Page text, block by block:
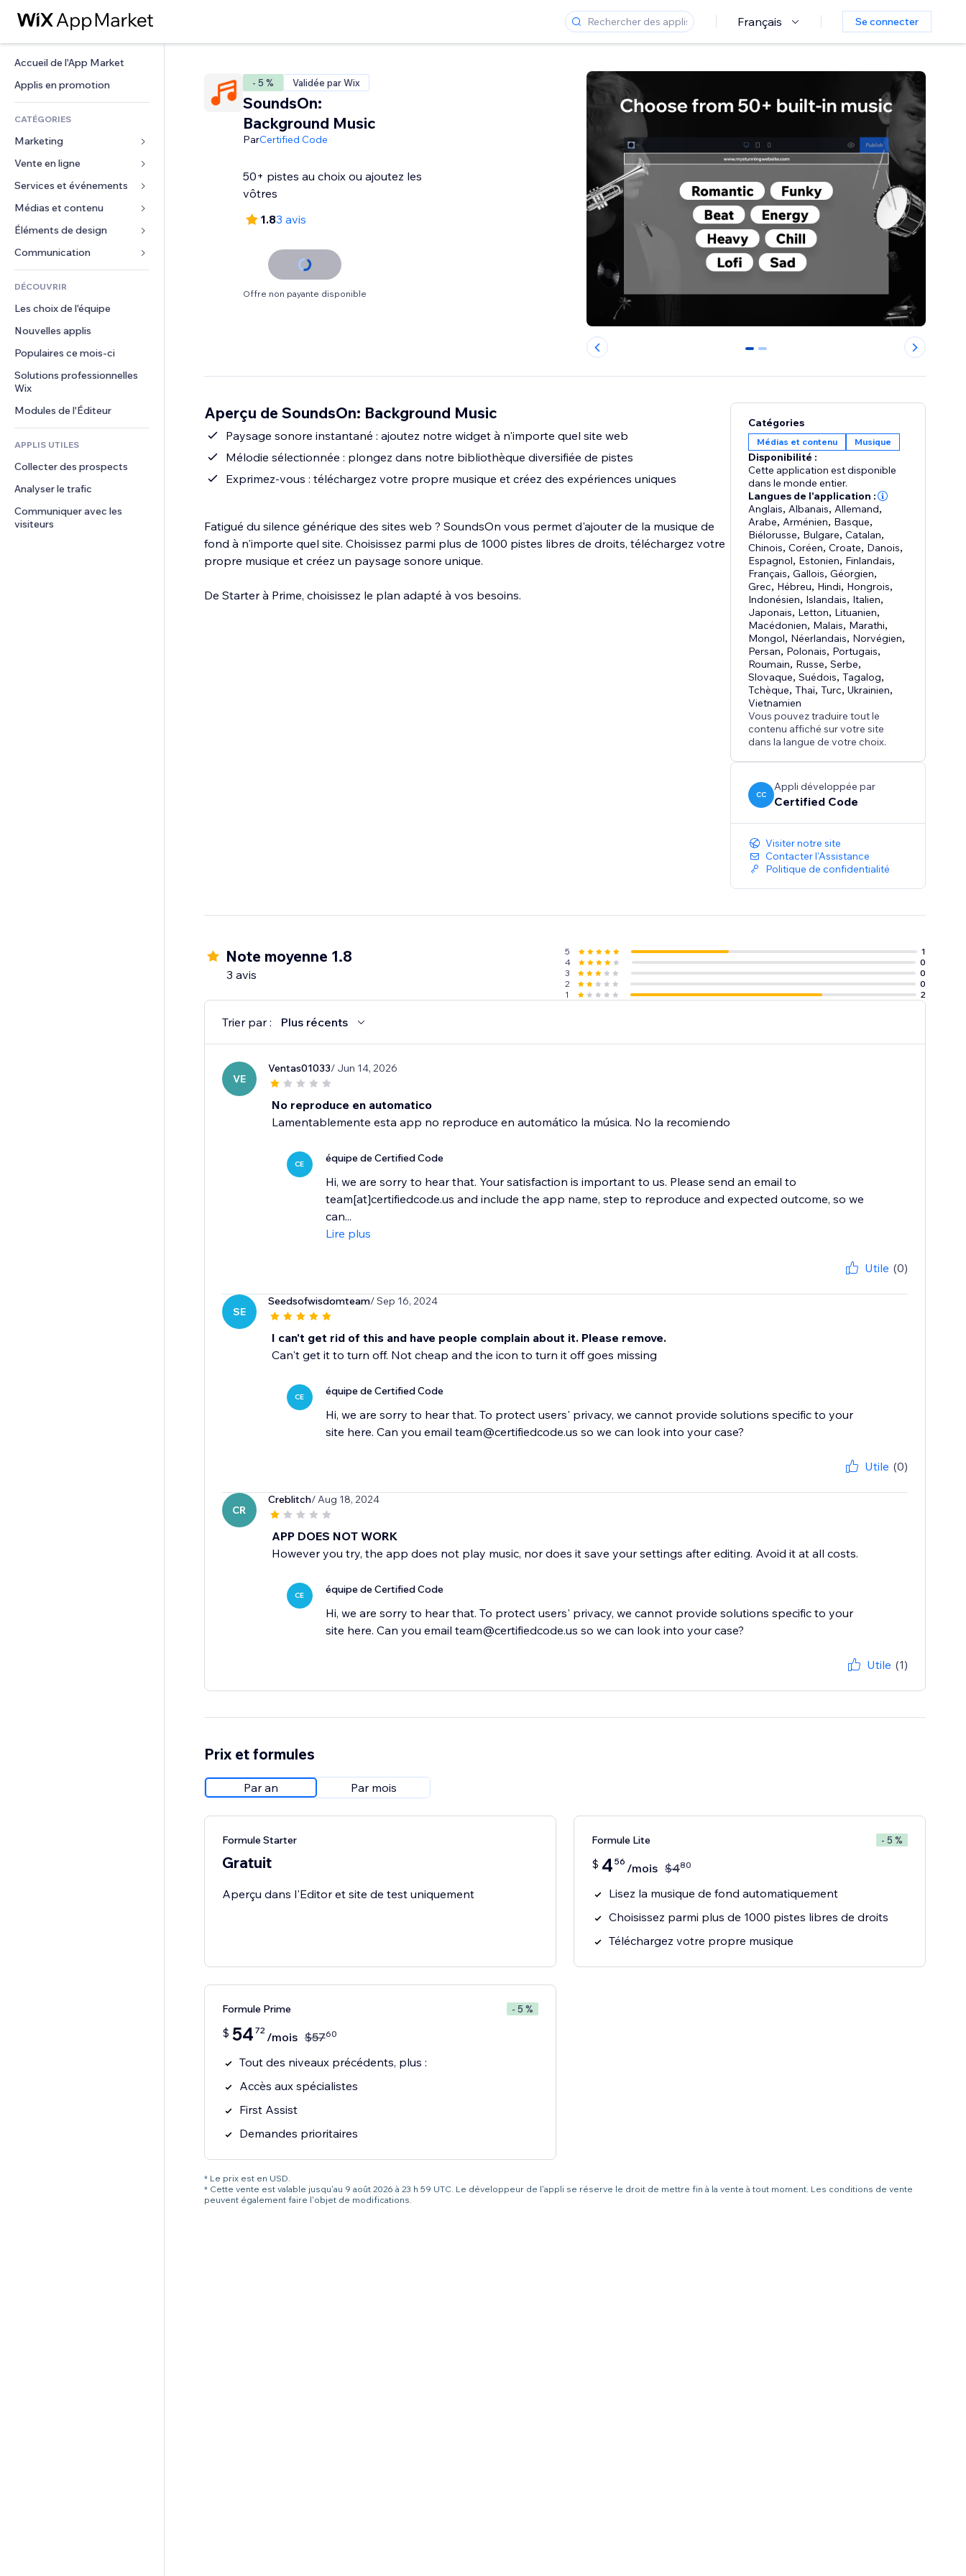
Français Se connecter
Accueil de l'App Market
Applis en promotion
CATÉGORIES
Marketing
Publicités
Mobile
Données analytiques
Réseaux sociaux
Classement de sites
E-mail
Vente en ligne
Applis pour les boutiques
Expédition et livraison
Boutons Vente
Comptabilité
Coupons et fidélisation
Solutions d'entreposage
Financement participatif
Alimentation et boissons
Services et événements
Hôtels
Événements
Restaurants
Immobilier
Réservations
Médias et contenu
Galerie
Musique
Podcasts
Photographie
Vidéo
PDF
Partage de fichiers
Actualités
Services de contenu
Effets de texte
Éléments de design
Cartes et navigation
Confidentialité
Horloge
Modèles de pages
Effets sur images
Boutons et menus
Bannières et badges
Calculateurs
Rechercher
Formulaires
Sondages
Chat
Commentaires
Téléphone
Communauté
Avis et commentaires
DÉCOUVRIR
Les choix de l'équipe
Nouvelles applis
Populaires ce mois‑ci
Solutions professionnelles
Wix
Modules de l'Éditeur
APPLIS UTILES
Collecter des prospects
Analyser le trafic
Communiquer avec les
visiteurs
- 5 % Validée par Wix
SoundsOn:
Background Music
ParCertified Code
50+ pistes au choix ou ajoutez les
vôtres
1.83 avis
Offre non payante disponible
0 1
Aperçu de SoundsOn: Background Music
Paysage sonore instantané : ajoutez notre widget à n'importe quel site web
Mélodie sélectionnée : plongez dans notre bibliothèque diversifiée de pistes
Exprimez-vous : téléchargez votre propre musique et créez des expériences uniques
Fatigué du silence générique des sites web ? SoundsOn vous permet d'ajouter de la musique de
fond à n'importe quel site. Choisissez parmi plus de 1000 pistes libres de droits, téléchargez votre
propre musique et créez un paysage sonore unique.
De Starter à Prime, choisissez le plan adapté à vos besoins.
Catégories
Médias et contenu Musique
Disponibilité :
Cette application est disponible
dans le monde entier.
Langues de l'application :
Anglais, Albanais, Allemand,
Arabe, Arménien, Basque,
Biélorusse, Bulgare,Catalan,
Chinois,Coréen,Croate, Danois,
Espagnol, Estonien, Finlandais,
Français,Gallois,Géorgien,
Grec, Hébreu, Hindi, Hongrois,
Indonésien, Islandais, Italien,
Japonais, Letton, Lituanien,
Macédonien, Malais, Marathi,
Mongol, Néerlandais, Norvégien,
Persan, Polonais, Portugais,
Roumain, Russe,Serbe,
Slovaque,Suédois,Tagalog,
Tchèque,Thaï,Turc,Ukrainien,
Vietnamien
Vous pouvez traduire tout le
contenu affiché sur votre site
dans la langue de votre choix.
CC
Appli développée par
Certified Code
Visiter notre site
Contacter l'Assistance
Politique de confidentialité
Note moyenne 1.8
3 avis
5
1
4
0
3
0
2
0
1
2
Trier par : Plus récents
VE
Ventas01033/ Jun 14, 2026
No reproduce en automatico
Lamentablemente esta app no reproduce en automático la música. No la recomiendo
CE équipe de Certified Code
Hi, we are sorry to hear that. Your satisfaction is important to us. Please send an email to
team[at]certifiedcode.us and include the app name, step to reproduce and expected outcome, so we
can...
Lire plus
Utile (0)
SE
Seedsofwisdomteam/ Sep 16, 2024
I can't get rid of this and have people complain about it. Please remove.
Can't get it to turn off. Not cheap and the icon to turn it off goes missing
CE équipe de Certified Code
Hi, we are sorry to hear that. To protect users' privacy, we cannot provide solutions specific to your
site here. Can you email team@certifiedcode.us so we can look into your case?
Utile (0)
CR
Creblitch/ Aug 18, 2024
APP DOES NOT WORK
However you try, the app does not play music, nor does it save your settings after editing. Avoid it at all costs.
CE équipe de Certified Code
Hi, we are sorry to hear that. To protect users' privacy, we cannot provide solutions specific to your
site here. Can you email team@certifiedcode.us so we can look into your case?
Utile (1)
Prix et formules
Par an Par mois
Formule Starter
Gratuit
Aperçu dans l'Editor et site de test uniquement
Formule Lite - 5 %
$ 4 56 /mois $480
Lisez la musique de fond automatiquement
Choisissez parmi plus de 1000 pistes libres de droits
Téléchargez votre propre musique
Formule Prime - 5 %
$ 54 72 /mois $5760
Tout des niveaux précédents, plus :
Accès aux spécialistes
First Assist
Demandes prioritaires
* Le prix est en USD.
* Cette vente est valable jusqu'au 9 août 2026 à 23 h 59 UTC. Le développeur de l'appli se réserve le droit de mettre fin à la vente à tout moment. Les conditions de vente
peuvent également faire l'objet de modifications.